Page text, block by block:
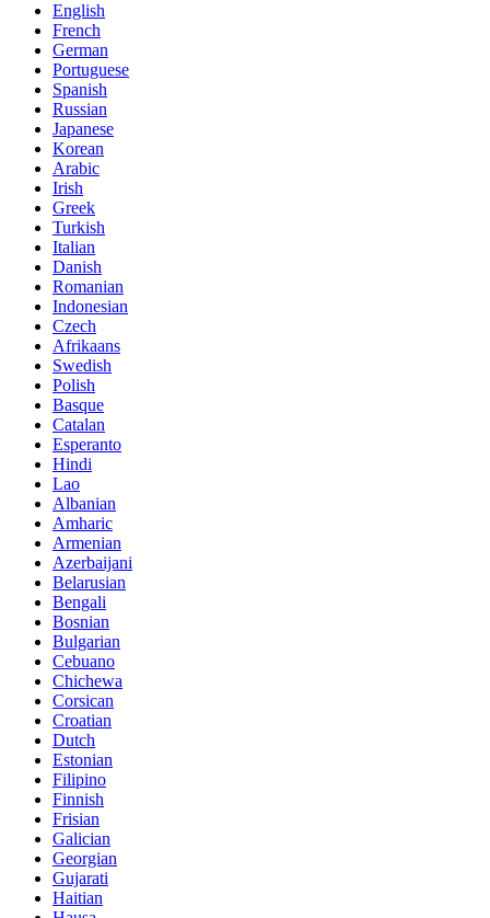
English
French
German
Portuguese
Spanish
Russian
Japanese
Korean
Arabic
Irish
Greek
Turkish
Italian
Danish
Romanian
Indonesian
Czech
Afrikaans
Swedish
Polish
Basque
Catalan
Esperanto
Hindi
Lao
Albanian
Amharic
Armenian
Azerbaijani
Belarusian
Bengali
Bosnian
Bulgarian
Cebuano
Chichewa
Corsican
Croatian
Dutch
Estonian
Filipino
Finnish
Frisian
Galician
Georgian
Gujarati
Haitian